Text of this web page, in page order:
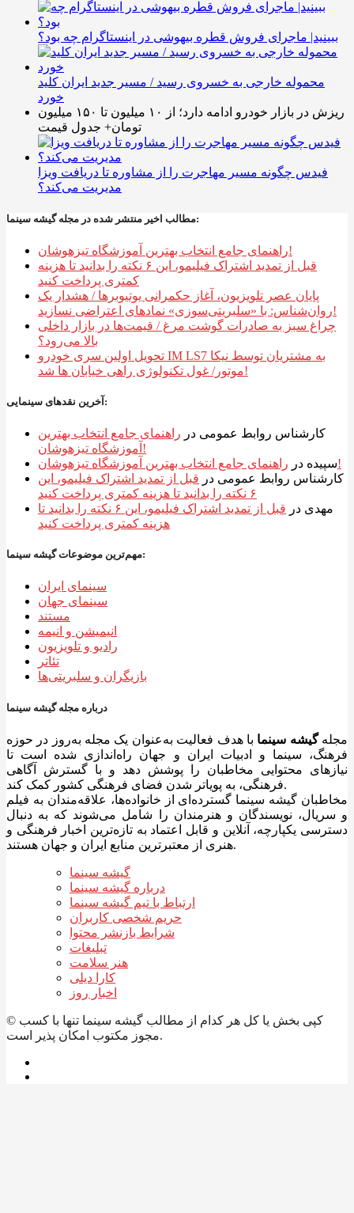
ببینید| ماجرای فروش قطره بیهوشی در اینستاگرام چه بود؟
محموله خارجی به خسروی رسید / مسیر جدید ایران کلید
خورد
ریزش در بازار خودرو ادامه دارد؛ از ۱۰ میلیون تا ۱۵۰ میلیون
تومان+ جدول قیمت
فیدس چگونه مسیر مهاجرت را از مشاوره تا دریافت ویزا
مدیریت می‌کند؟
مطالب اخیر منتشر شده در مجله گیشه سینما:
راهنمای جامع انتخاب بهترین آموزشگاه تیزهوشان!
قبل از تمدید اشتراک فیلیمو، این ۶ نکته را بدانید تا هزینه
کمتری پرداخت کنید
پایان عصر تلویزیون، آغاز حکمرانی یوتیوبرها / هشدار یک
روان‌شناس: با «سلبریتی‌سوزی» نمادهای اعتراضی نسازید!
چراغ سبز به صادرات گوشت مرغ / قیمت‌ها در بازار داخلی
بالا می‌رود؟
تحویل اولین سری خودرو IM LS7 به مشتریان توسط نیکا
موتور/ غول تکنولوژی راهی خیابان ها شد!
آخرین نقدهای سینمایی:
کارشناس روابط عمومی در راهنمای جامع انتخاب بهترین
آموزشگاه تیزهوشان!
سپیده در
راهنمای جامع انتخاب بهترین آموزشگاه تیزهوشان!
کارشناس روابط عمومی در قبل از تمدید اشتراک فیلیمو، این
۶ نکته را بدانید تا هزینه کمتری پرداخت کنید
مهدی در
قبل از تمدید اشتراک فیلیمو، این ۶ نکته را بدانید تا
هزینه کمتری پرداخت کنید
مهم‌ترین موضوعات گیشه سینما:
سینمای ایران
سینمای جهان
مستند
انیمیشن و انیمه
رادیو و تلویزیون
تئاتر
بازیگران و سلبریتی‌ها
درباره مجله گیشه سینما
مجلهگیشه سینما با هدف فعالیت به‌عنوان یک مجله به‌روز در حوزه
فرهنگ، سینما و ادبیات ایران و جهان راه‌اندازی شده است تا
نیازهای محتوایی مخاطبان را پوشش دهد و با گسترش آگاهی
فرهنگی، به پویاتر شدن فضای فرهنگی کشور کمک کند.
مخاطبان گیشه سینما گسترده‌ای از خانواده‌ها، علاقه‌مندان به فیلم
و سریال، نویسندگان و هنرمندان را شامل می‌شوند که به دنبال
دسترسی یکپارچه، آنلاین و قابل اعتماد به تازه‌ترین اخبار فرهنگی و
هنری از معتبرترین منابع ایران و جهان هستند.
گیشه سینما
درباره گیشه سینما
ارتباط با تیم گیشه سینما
حریم شخصی کاربران
شرایط بازنشر محتوا
تبلیغات
هنر سلامت
کارا دیلی
اخبار روز
© کپی بخش یا کل هر کدام از مطالب گیشه سینما تنها با کسب
مجوز مکتوب امکان پذیر است.